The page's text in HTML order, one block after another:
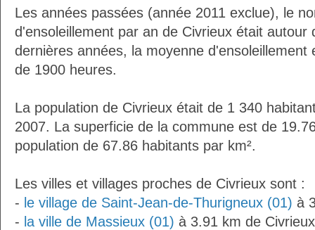
Les années passées (année 2011 exclue), le
d'ensoleillement par an de Civrieux était autour
dernières années, la moyenne d'ensoleillement
de 1900 heures.
La population de Civrieux était de 1 340
2007. La superficie de la commune est de
population de 67.86 habitants par km².
Les villes et villages proches de Civrieux sont :
- le village de Saint-Jean-de-Thurigneux (01) à
- la ville de Massieux (01) à 3.91 km de Civrieux